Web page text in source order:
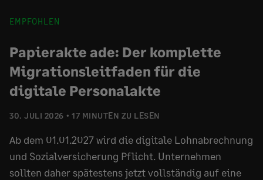
EMPFOHLEN
30. JULI 2026 17 MINUTEN ZU LESEN
Papierakte ade: Der komplette
Migrationsleitfaden für die
digitale Personalakte
Ab dem 01.01.2027 wird die digitale Lohnabrechnung
und Sozialversicherung Pflicht. Unternehmen
sollten daher spätestens jetzt vollständig auf eine